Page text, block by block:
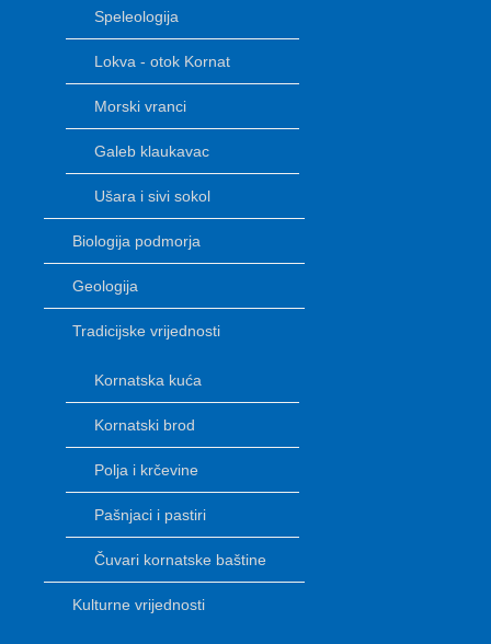
Speleologija
Lokva - otok Kornat
Morski vranci
Galeb klaukavac
Ušara i sivi sokol
Biologija podmorja
Geologija
Tradicijske vrijednosti
Kornatska kuća
Kornatski brod
Polja i krčevine
Pašnjaci i pastiri
Čuvari kornatske baštine
Kulturne vrijednosti